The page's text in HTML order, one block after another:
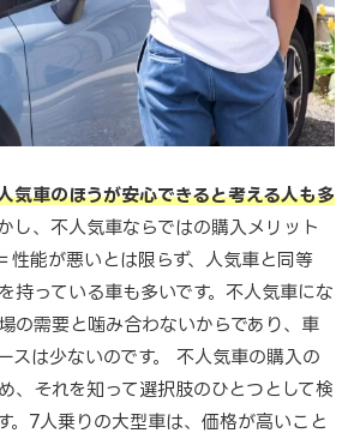
気車のほうが安心できると考える人も多
し、不人気車ならではの購入メリット
性能が悪いとは限らず、人気車と同等
持っている車も多いです。不人気車にな
の需要と噛み合わないからであり、車
スは少ないのです。 不人気車の購入の
、それを知って選択肢のひとつとして検
。7人乗りの大型車は、価格が高いこと